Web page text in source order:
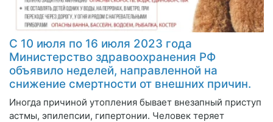
С 10 июля по 16 июля 2023 года
Министерство здравоохранения РФ
объявило неделей, направленной на
снижение смертности от внешних причин.
Иногда причиной утопления бывает внезапный приступ
астмы, эпилепсии, гипертонии. Человек теряет